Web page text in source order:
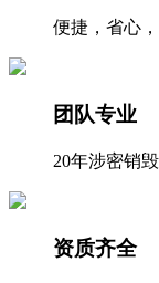
便捷，省心
团队专业
20年涉密销
资质齐全